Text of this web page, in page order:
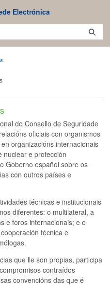
Electrónica
do Consello de Seguridade
oficiais con organismos
organizacións internacionais
nuclear e protección
Goberno español sobre os
con outros países e
técnicas e institucionais
diferentes: o multilateral, a
e foros internacionais; e o
técnica e
que lle son propias, participa
contraídos
convencións das que é